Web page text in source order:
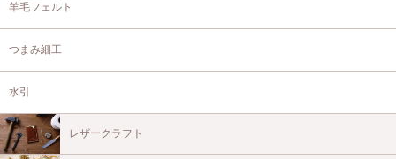
羊毛フェルト
つまみ細工
水引
レザークラフト